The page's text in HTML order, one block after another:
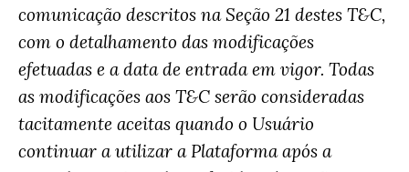
comunicação descritos na Seção 21 destes T&C,
com o detalhamento das modificações
efetuadas e a data de entrada em vigor. Todas
as modificações aos T&C serão consideradas
tacitamente aceitas quando o Usuário
continuar a utilizar a Plataforma após a